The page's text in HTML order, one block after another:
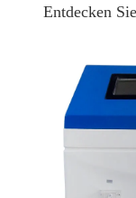
Entdecken